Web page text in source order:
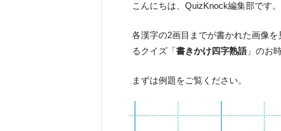
こんにちは、QuizKnock編集部です。
各漢字の2画目までが書かれた画像
るクイズ「書きかけ四字熟語」のお
まずは例題をご覧ください。